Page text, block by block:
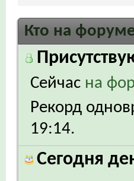
Кто на
Сейчас на
Рекорд
19:14.
Сегодня